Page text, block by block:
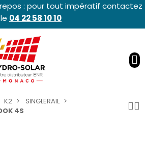
: pour tout impératif contactez
le 04 22 58 10 10
K2
SINGLERAIL
4S